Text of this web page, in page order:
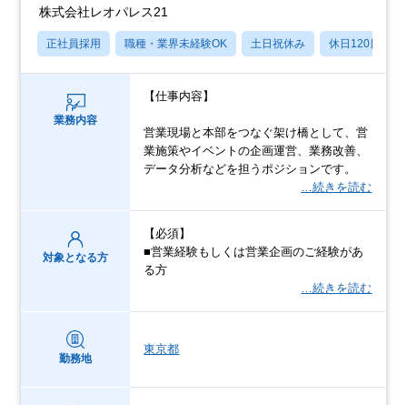
株式会社レオパレス21
正社員採用 職種・業界未経験OK 土日祝休み 休日120日以上
業務内容
【仕事内容】
営業現場と本部をつなぐ架け橋として、営
業施策やイベントの企画運営、業務改善、
データ分析などを担うポジションです。
…続きを読む
対象となる方
【必須】
■営業経験もしくは営業企画のご経験があ
る方
…続きを読む
勤務地
東京都